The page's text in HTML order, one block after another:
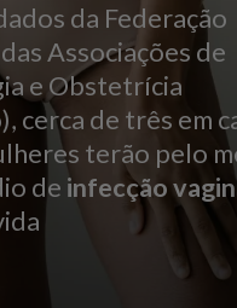
da Federação
Associações de
e Obstetrícia
cerca de três em
terão pelo
de infecção